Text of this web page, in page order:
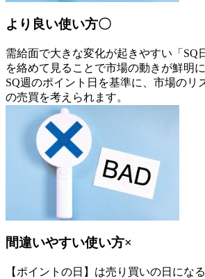
より良い使い方〇
需給面で大きな変化が起きやすい「SQ
を絡めて見ることで市場の動きが鮮明
SQ週のポイント日を基準に、市場のリ
の売買を考えられます。
間違いやすい使い方×
【ポイントの日】は売り買いの日にな